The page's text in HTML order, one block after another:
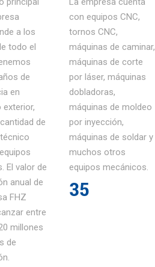
clase, ¡esperamos que
contactarnos! Fresadora CNC
cnc es muy profesional,
Estampado y estiramiento
automática, todo tipo
metálicas. Plástico y silicona
piezas de plástico y piezas de
a los
todo el
de
en
de
El valor de
anual de
FHZ
entre
millones
de
con equipos CNC,
tornos CNC,
máquinas de caminar,
máquinas de corte
por láser, máquinas
dobladoras,
máquinas de moldeo
por inyección,
máquinas de soldar y
muchos otros
equipos mecánicos.
35